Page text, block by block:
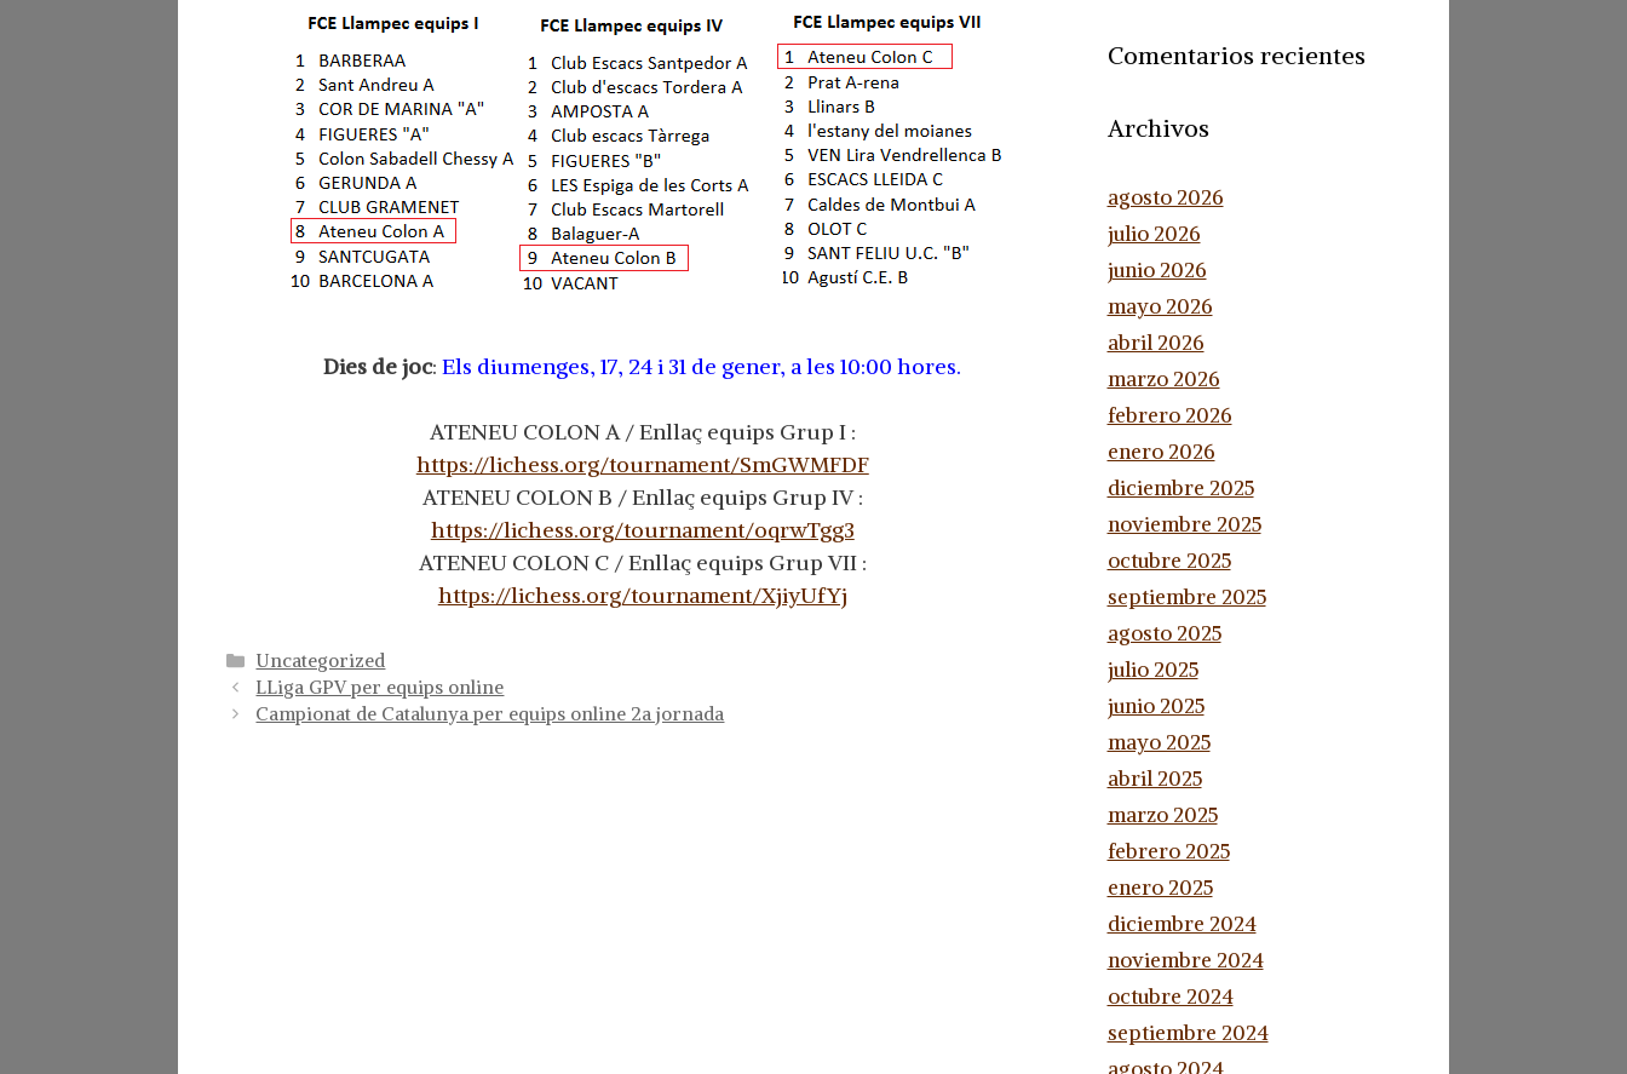
Dies de joc:Els diumenges, 17, 24 i 31 de gener, a les 10:00 hores.
ATENEU COLON A / Enllaç equips Grup I :
https://lichess.org/tournament/SmGWMFDF
ATENEU COLON B / Enllaç equips Grup IV :
https://lichess.org/tournament/oqrwTgg3
ATENEU COLON C / Enllaç equips Grup VII :
https://lichess.org/tournament/XjiyUfYj
Categorías
Uncategorized
LLiga GPV per equips online
Campionat de Catalunya per equips online 2a jornada
Comentarios recientes
Archivos
agosto 2026
julio 2026
junio 2026
mayo 2026
abril 2026
marzo 2026
febrero 2026
enero 2026
diciembre 2025
noviembre 2025
octubre 2025
septiembre 2025
agosto 2025
julio 2025
junio 2025
mayo 2025
abril 2025
marzo 2025
febrero 2025
enero 2025
diciembre 2024
noviembre 2024
octubre 2024
septiembre 2024